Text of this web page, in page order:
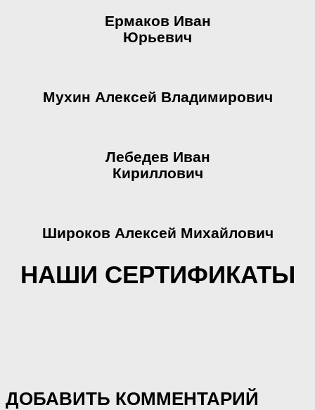
Ермаков Иван
Юрьевич
Мухин Алексей Владимирович
Лебедев Иван
Кириллович
Широков Алексей Михайлович
НАШИ СЕРТИФИКАТЫ
ДОБАВИТЬ КОММЕНТАРИЙ